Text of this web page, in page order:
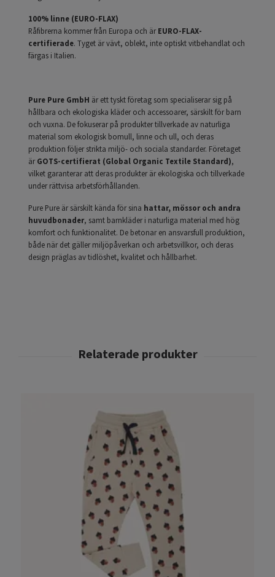
100% linne (EURO-FLAX)
Råfibrerna kommer från Europa och ärEURO-FLAX-
certifierade. Tyget är vävt, oblekt, inte optiskt vitbehandlat och
färgas i Italien.
Pure Pure GmbH är ett tyskt företag som specialiserar sig på
hållbara och ekologiska kläder och accessoarer, särskilt för barn
och vuxna. De fokuserar på produkter tillverkade av naturliga
material som ekologisk bomull, linne och ull, och deras
produktion följer strikta miljö- och sociala standarder. Företaget
ärGOTS-certifierat (Global Organic Textile Standard),
vilket garanterar att deras produkter är ekologiska och tillverkade
under rättvisa arbetsförhållanden.
Pure Pure är särskilt kända för sina hattar, mössor och andra
huvudbonader, samt barnkläder i naturliga material med hög
komfort och funktionalitet. De betonar en ansvarsfull produktion,
både när det gäller miljöpåverkan och arbetsvillkor, och deras
design präglas av tidlöshet, kvalitet och hållbarhet.